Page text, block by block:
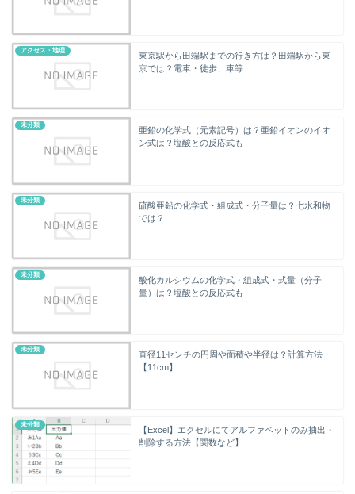
アクセス・地理
東京駅から田端駅までの行き方は？田端駅から東
京では？電車・徒歩、車等
未分類
亜鉛の化学式（元素記号）は？亜鉛イオンのイオ
ン式は？塩酸との反応式も
未分類
硫酸亜鉛の化学式・組成式・分子量は？七水和物
では？
未分類
酸化カルシウムの化学式・組成式・式量（分子
量）は？塩酸との反応式も
未分類
直径11センチの円周や面積や半径は？計算方法
【11cm】
未分類
【Excel】エクセルにてアルファベットのみ抽出・
削除する方法【関数など】